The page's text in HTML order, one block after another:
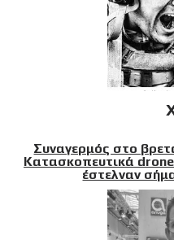
Συναγερμός στο
Κατασκοπευτικά
έστελναν